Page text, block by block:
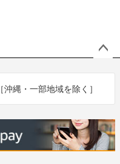
へ
［沖縄・一部地域を除く］